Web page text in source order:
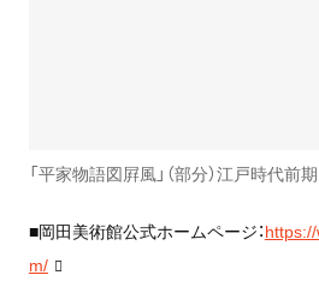
「平家物語図屛風」（部分）江戸時
■岡田美術館公式ホームページ：
m/